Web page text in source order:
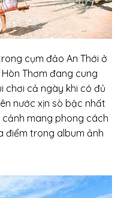
cụm đảo An Thới ở
Thơm đang cung
chơi cả ngày khi có đủ
nước xịn sò bậc nhất
mang phong cách
điểm trong album ảnh